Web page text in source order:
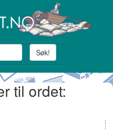
Søk!
til ordet: